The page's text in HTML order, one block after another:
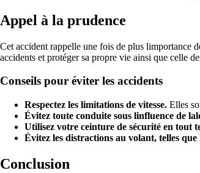
Appel à la prudence
Cet accident rappelle une fois de plus limportance
accidents et protéger sa propre vie ainsi que celle
Conseils pour éviter les accidents
Respectez les limitations de vitesse. Elles
Évitez toute conduite sous linfluence de
Utilisez votre ceinture de sécurité en tout
Évitez les distractions au volant, telles
Conclusion